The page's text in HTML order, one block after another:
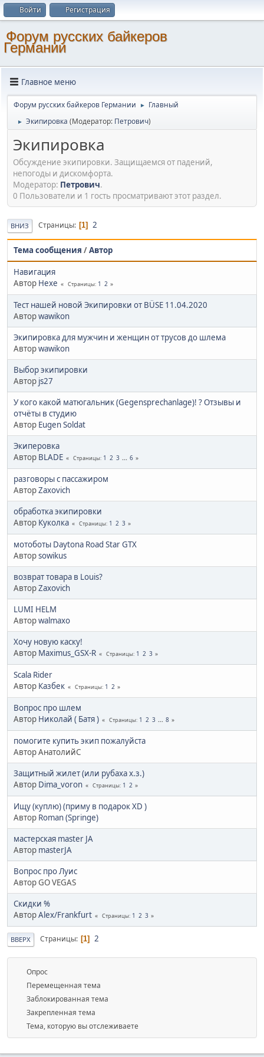
Войти Регистрация
Форум русских байкеров
Германии
Главное меню
Форум русских байкеров Германии ► Главный
► Экипировка (Модератор: Петрович)
Экипировка
Обсуждение экипировки. Защищаемся от падений,
непогоды и дискомфорта.
Модератор: Петрович.
0 Пользователи и 1 гость просматривают этот раздел.
ВНИЗ Страницы 1 2
Тема сообщения /Автор
Навигация
Автор Hexe Страницы 1 2
Тест нашей новой Экипировки от BÜSE 11.04.2020
Авторwawikon
Экипировка для мужчин и женщин от трусов до шлема
Авторwawikon
Выбор экипировки
Автор js27
У кого какой матюгальник (Gegensprechanlage)! ? Отзывы и
отчёты в студию
Автор Eugen Soldat
Экиперовка
Автор BLADE Страницы 1 2 3 ... 6
разговоры с пассажиром
АвторZaxovich
обработка экипировки
Автор Куколка Страницы 1 2 3
мотоботы Daytona Road Star GTX
Авторsowikus
возврат товара в Louis?
АвторZaxovich
LUMI HELM
Авторwalmaxo
Хочу новую каску!
Автор Maximus_GSX-R Страницы 1 2 3
Scala Rider
Автор Казбек Страницы 1 2
Вопрос про шлем
Автор Николай ( Батя ) Страницы 1 2 3 ... 8
помогите купить экип пожалуйста
Автор АнатолийС
Защитный жилет (или рубаха х.з.)
Автор Dima_voron Страницы 1 2
Ищу (куплю) (приму в подарок XD )
Автор Roman (Springe)
мастерская master JA
Автор masterJA
Вопрос про Луис
Автор GO VEGAS
Скидки %
АвторAlex/Frankfurt Страницы 1 2 3
ВВЕРХ Страницы 1 2
Опрос
Перемещенная тема
Заблокированная тема
Закрепленная тема
Тема, которую вы отслеживаете